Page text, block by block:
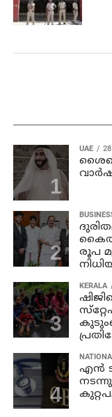
UAE
ശൈഖ്
രൂപ
KERALA
എന്‍